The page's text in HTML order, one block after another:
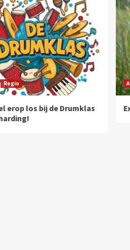
Regio
erop los bij de Drumklas